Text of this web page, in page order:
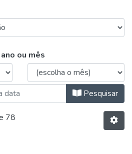
Graduação | Lato
ou mês
Pesquisar
78